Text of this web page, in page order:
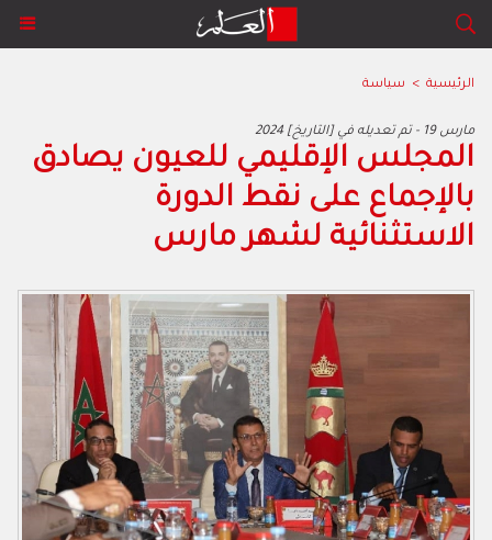
الرئيسية > سياسة
2024 مارس 19 - تم تعديله في [التاريخ]
المجلس الإقليمي للعيون يصادق
بالإجماع على نقط الدورة
الاستثنائية لشهر مارس